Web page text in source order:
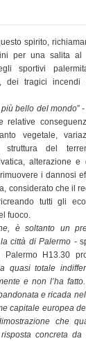
spirito,
per una salita al
sportivi
dei tragici
bello del mondo”
vegetale,
struttura del
alterazione e
i dannosi
considerato che il
tutti gli
fuoco.
è soltanto un
città di Palermo -
H13.30
quasi totale
e non l’ha
e ricada
capitale europea
che
concreta